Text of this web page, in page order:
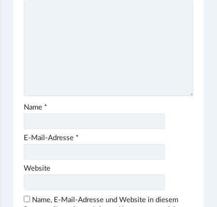
Name *
E-Mail-Adresse *
Website
Name, E-Mail-Adresse und Website in diesem